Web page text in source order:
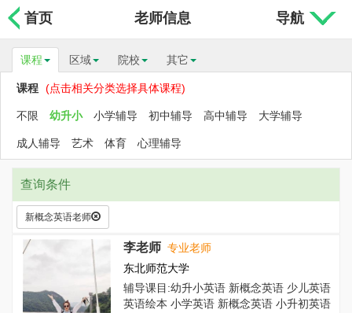
首页 老师信息 导航
课程 区域 院校 其它
课程 (点击相关分类选择具体课程)
不限 幼升小 小学辅导 初中辅导 高中辅导 大学辅导
成人辅导 艺术 体育 心理辅导
查询条件
新概念英语老师
李老师 专业老师
东北师范大学
辅导课目:幼升小英语 新概念英语 少儿英语
英语绘本 小学英语 新概念英语 小升初英语